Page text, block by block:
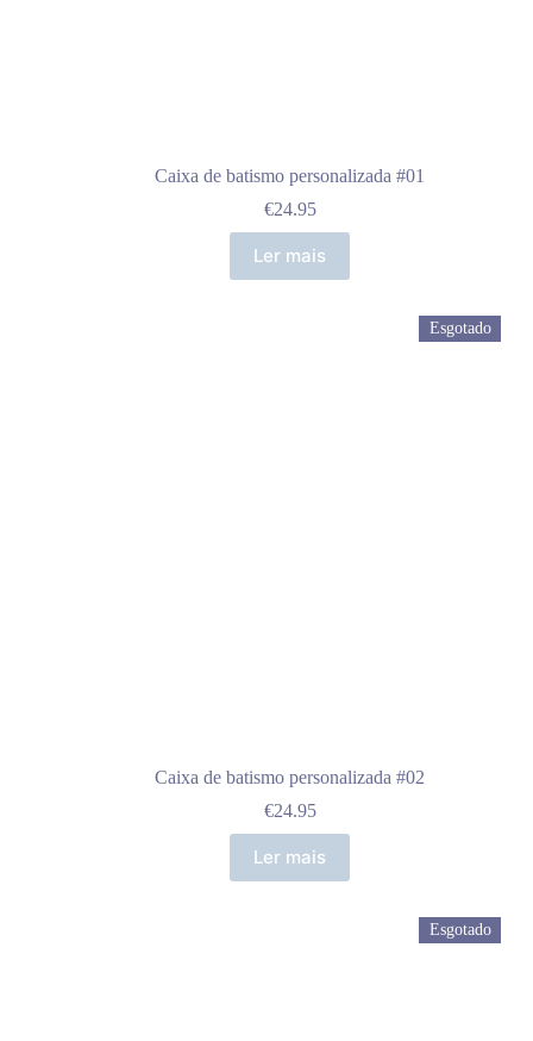
Caixa de batismo personalizada #01
€24.95
Ler mais
Esgotado
Caixa de batismo personalizada #02
€24.95
Ler mais
Esgotado